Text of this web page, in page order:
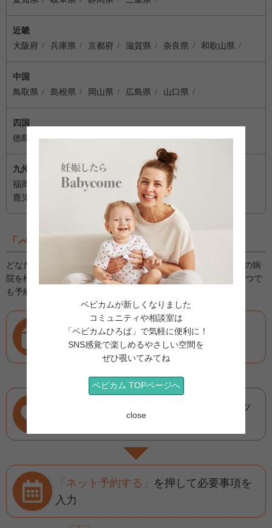
近畿
大阪府
兵庫県 京都府 滋賀県 奈良県 和歌山県
中国
鳥取県
島根県 岡山県 広島県 山口県
四国
徳島県
香川県 愛媛県 高知県
九州・沖縄
福岡県
佐賀県 長崎県 熊本県 大分県
鹿児島県
「ベビカム病院予約」とは？
どなたでも無料で簡単にスマホ・パソコンから全国２万件以上の病
院を検索＆予約できるサービスです。ネット予約なら24時間いつで
も予約できて便利！
診療科と地域を選んで
病院を検索
で希望にあった病院をピッ
「ネット予約する」 を押して必要事項を
入力
ベビカムが新しくなりました
コミュニティや相談室は
「ベビカムひろば」で気軽に便利に！
SNS感覚で楽しめるやさしい空間を
ぜひ覗いてみてね
ベビカム TOPページへ
close